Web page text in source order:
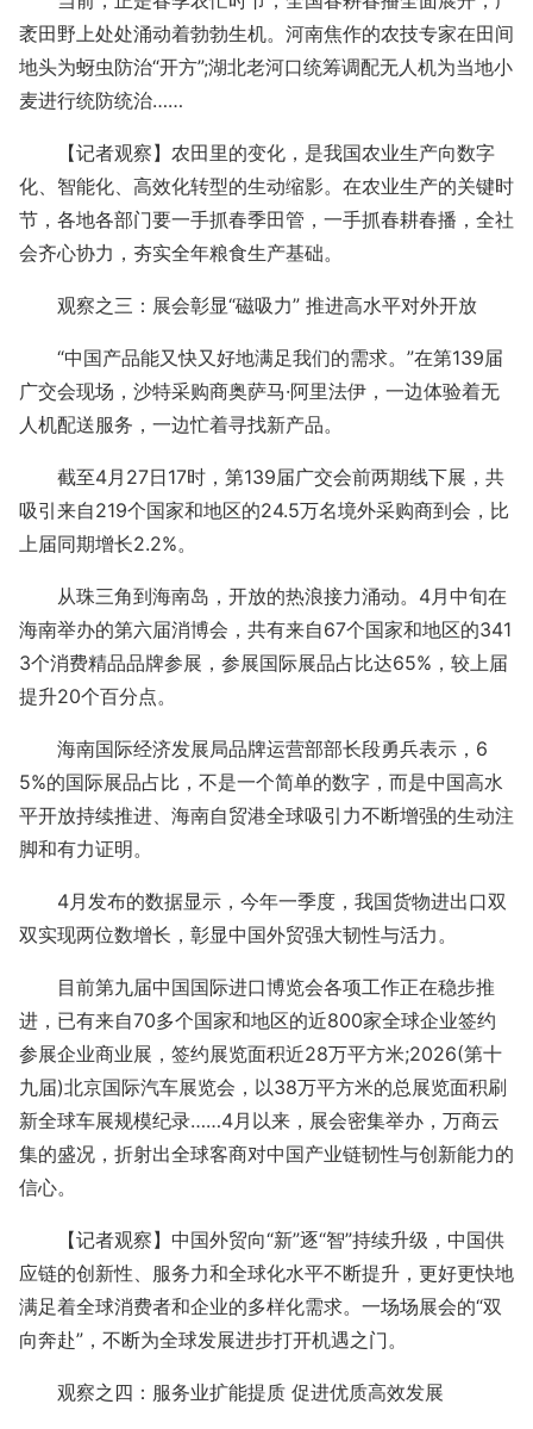
袤田野上处处涌动着勃勃生机。河南焦作的农技专家在田间
地头为蚜虫防治“开方”;湖北老河口统筹调配无人机为当地小
麦进行统防统治……
【记者观察】农田里的变化，是我国农业生产向数字
化、智能化、高效化转型的生动缩影。在农业生产的关键时
节，各地各部门要一手抓春季田管，一手抓春耕春播，全社
会齐心协力，夯实全年粮食生产基础。
观察之三：展会彰显“磁吸力” 推进高水平对外开放
“中国产品能又快又好地满足我们的需求。”在第139届
广交会现场，沙特采购商奥萨马·阿里法伊，一边体验着无
人机配送服务，一边忙着寻找新产品。
截至4月27日17时，第139届广交会前两期线下展，共
吸引来自219个国家和地区的24.5万名境外采购商到会，比
上届同期增长2.2%。
从珠三角到海南岛，开放的热浪接力涌动。4月中旬在
海南举办的第六届消博会，共有来自67个国家和地区的341
3个消费精品品牌参展，参展国际展品占比达65%，较上届
提升20个百分点。
海南国际经济发展局品牌运营部部长段勇兵表示，6
5%的国际展品占比，不是一个简单的数字，而是中国高水
平开放持续推进、海南自贸港全球吸引力不断增强的生动注
脚和有力证明。
4月发布的数据显示，今年一季度，我国货物进出口双
双实现两位数增长，彰显中国外贸强大韧性与活力。
目前第九届中国国际进口博览会各项工作正在稳步推
进，已有来自70多个国家和地区的近800家全球企业签约
参展企业商业展，签约展览面积近28万平方米;2026(第十
九届)北京国际汽车展览会，以38万平方米的总展览面积刷
新全球车展规模纪录……4月以来，展会密集举办，万商云
集的盛况，折射出全球客商对中国产业链韧性与创新能力的
信心。
【记者观察】中国外贸向“新”逐“智”持续升级，中国供
应链的创新性、服务力和全球化水平不断提升，更好更快地
满足着全球消费者和企业的多样化需求。一场场展会的“双
向奔赴”，不断为全球发展进步打开机遇之门。
观察之四：服务业扩能提质 促进优质高效发展